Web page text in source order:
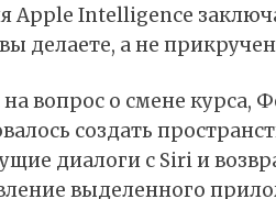
Apple Intelligence
делаете, а не
на вопрос о смене курса,
создать
диалоги с Siri и
выделенного